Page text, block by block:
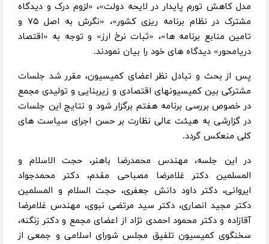
مدل کاهش تورم پایدار در لایحه دولت»، «لزوم درک و دیدگاه
مشترک در نظام برنامه ریزی کشور»، «نگرش به اصل ۷۵ و
تامین منابع برنامه ها»، «ثبات نرخ ارز» و توجه به «اقتصاد
دریامحور» دیدگاه های خود را بیان نمودند.
پس از بحث و تبادل نظر اعضای کمیسیون، مقرر شد جلسات
مشترکی بین کمیسیونهای اقتصادی و زیربنایی و تولیدی مجمع
در خصوص بررسی برنامه هفتم برگزار شود و نتایج این جلسات
در گزارشی به هیئت عالی نظارت بر حسن اجرای سیاست های
کلی منعکس گردد.
در این جلسه، مهندس محمدرضا باهنر، حجت الاسلام و
المسلمین دکتر غلامرضا مصباحی مقدم، دکتر محمدجواد
ایروانی، دکتر داود دانش جعفری، حجت السلام و المسلمین
دکتر مجید انصاری، دکتر سید مرتضی نبوی، مهندس غلامرضا
آقازاده و دکتر محمود احمدی نژاد از اعضای مجمع و دکتر زنگنه،
سخنگوی کمیسیون تلفیق مجلس شورای اسلامی و جمعی از